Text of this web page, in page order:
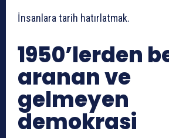
İnsanlara tarih hatırlatmak.
1950’lerden
aranan ve
gelmeyen
demokrasi